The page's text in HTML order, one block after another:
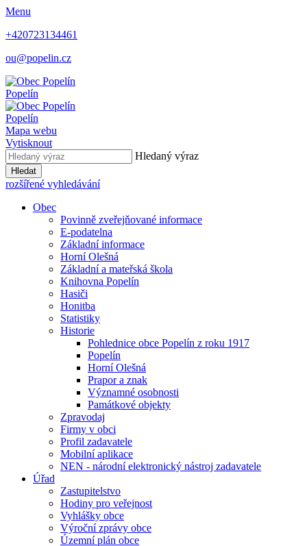
Menu
+420723134461
ou@popelin.cz
Popelín
Popelín
Mapa webu
Vytisknout
Hledaný výraz
Hledat
rozšířené vyhledávání
Obec
Povinně zveřejňované informace
E-podatelna
Základní informace
Horní Olešná
Základní a mateřská škola
Knihovna Popelín
Hasiči
Honitba
Statistiky
Historie
Pohlednice obce Popelín z roku 1917
Popelín
Horní Olešná
Prapor a znak
Významné osobnosti
Památkové objekty
Zpravodaj
Firmy v obci
Profil zadavatele
Mobilní aplikace
NEN - národní elektronický nástroj zadavatele
Úřad
Zastupitelstvo
Hodiny pro veřejnost
Vyhlášky obce
Výroční zprávy obce
Územní plán obce